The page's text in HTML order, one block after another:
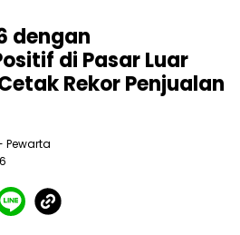
dengan
di Pasar Luar
Rekor Penjualan
Pewarta